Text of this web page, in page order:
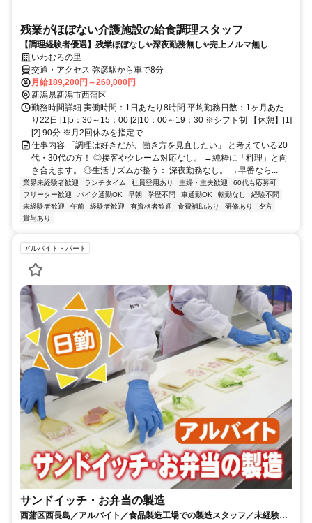
残業がほぼない介護施設の給食調理スタッフ
【調理経験者優遇】残業ほぼなし✨深夜勤務無し✨売上ノルマ無し
いわむろの里
交通・アクセス 弥彦駅から車で8分
月給189,200円～260,000円
新潟県新潟市西蒲区
勤務時間詳細 実働時間：1日あたり8時間 平均勤務日数：1ヶ月あた
り22日 [1]5：30～15：00 [2]10：00～19：30 ※シフト制 【休憩】[1]
[2] 90分 ※月2回休みを指定で...
仕事内容 「調理は好きだが、働き方を見直したい」 と考えている20
代・30代の方！ ◎接客やクレーム対応なし。 →純粋に「料理」と向
き合えます。 ◎生活リズムが整う： 深夜勤務なし。 →早番なら...
業界未経験者歓迎 ランチタイム 社員登用あり 主婦・主夫歓迎
60代も応募可
フリーター歓迎
バイク通勤OK 早朝 学歴不問 車通勤OK 転勤なし
経験不問
未経験者歓迎
午前 経験者歓迎 有資格者歓迎 食費補助あり 研修あり
夕方
賞与あり
アルバイト・パート
サンドイッチ・お弁当の製造
西蒲区西長島／アルバイト／食品製造工場での製造スタッフ／未経験OK